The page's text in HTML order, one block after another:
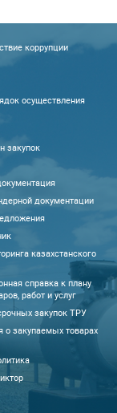
коррупции
осуществления
закупок
документации
казахстанского
справка к плану
работ и услуг
закупок ТРУ
закупаемых товарах